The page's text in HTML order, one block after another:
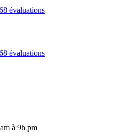
68 évaluations
68 évaluations
à 9h pm